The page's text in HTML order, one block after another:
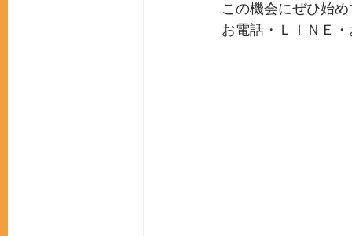
この機会にぜひ始
お電話・ＬＩＮＥ